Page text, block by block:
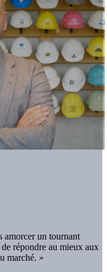
un tournant
répondre au mieux aux
marché. »